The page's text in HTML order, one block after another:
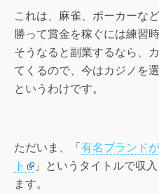
これは、麻雀、ポーカーな
勝って賞金を稼ぐには練習
そうなると副業するなら、
てくるので、今はカジノを
というわけです。
ただいま、「有名ブランド
ト
」というタイトルで収
ます。